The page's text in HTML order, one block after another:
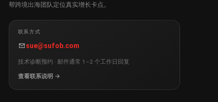
帮跨境出海团队定位真实增长卡点。
联系方式
sue@sufob.com
技术诊断预约 · 邮件通常 1–2 个工作日回复
查看联系说明 →